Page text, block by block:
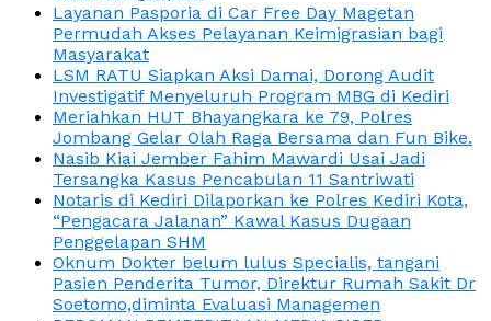
Layanan Pasporia di Car Free Day Magetan
Permudah Akses Pelayanan Keimigrasian bagi
Masyarakat
LSM RATU Siapkan Aksi Damai, Dorong Audit
Investigatif Menyeluruh Program MBG di Kediri
Meriahkan HUT Bhayangkara ke 79, Polres
Jombang Gelar Olah Raga Bersama dan Fun Bike.
Nasib Kiai Jember Fahim Mawardi Usai Jadi
Tersangka Kasus Pencabulan 11 Santriwati
Notaris di Kediri Dilaporkan ke Polres Kediri Kota,
“Pengacara Jalanan” Kawal Kasus Dugaan
Penggelapan SHM
Oknum Dokter belum lulus Specialis, tangani
Pasien Penderita Tumor, Direktur Rumah Sakit Dr
Soetomo,diminta Evaluasi Managemen